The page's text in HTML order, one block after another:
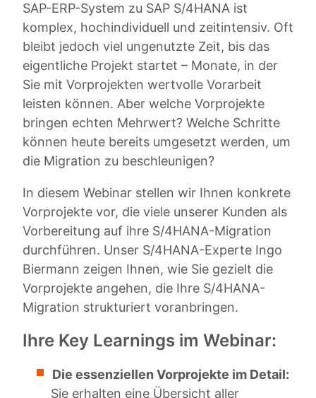
SAP-ERP-System zu SAP S/4HANA ist
komplex, hochindividuell und zeitintensiv. Oft
bleibt jedoch viel ungenutzte Zeit, bis das
eigentliche Projekt startet – Monate, in der
Sie mit Vorprojekten wertvolle Vorarbeit
leisten können. Aber welche Vorprojekte
bringen echten Mehrwert? Welche Schritte
können heute bereits umgesetzt werden, um
die Migration zu beschleunigen?
In diesem Webinar stellen wir Ihnen konkrete
Vorprojekte vor, die viele unserer Kunden als
Vorbereitung auf ihre S/4HANA-Migration
durchführen. Unser S/4HANA-Experte Ingo
Biermann zeigen Ihnen, wie Sie gezielt die
Vorprojekte angehen, die Ihre S/4HANA-
Migration strukturiert voranbringen.
Ihre Key Learnings im Webinar:
Die essenziellen Vorprojekte im Detail:
Sie erhalten eine Übersicht aller